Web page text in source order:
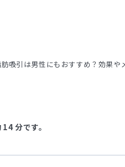
吸引は男性にもおすすめ？効果や
分です。